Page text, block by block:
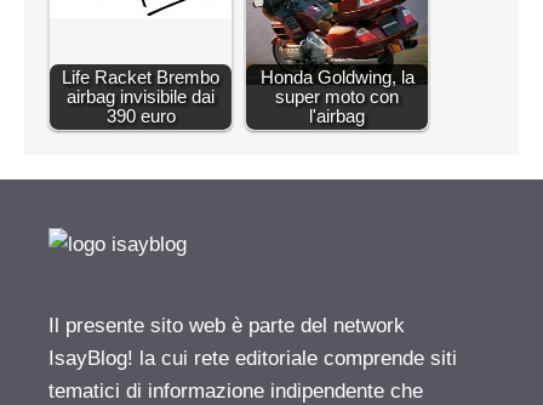
Life Racket Brembo
airbag invisibile dai
390 euro
Honda Goldwing, la
super moto con
l'airbag
Il presente sito web è parte del network
IsayBlog! la cui rete editoriale comprende siti
tematici di informazione indipendente che